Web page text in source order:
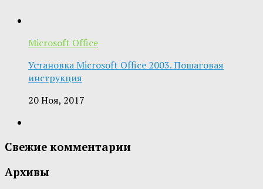
Microsoft Office
Установка Microsoft Office 2003. Пошаговая
инструкция
20 Ноя, 2017
Свежие комментарии
Архивы